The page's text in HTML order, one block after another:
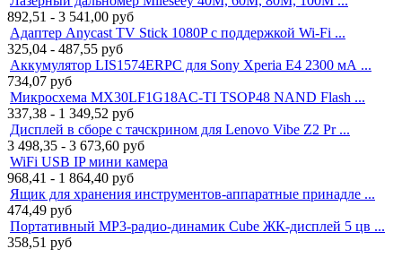
892,51 - 3 541,00 руб
Адаптер Anycast TV Stick 1080P с поддержкой Wi-Fi ...
325,04 - 487,55 руб
Аккумулятор LIS1574ERPC для Sony Xperia E4 2300 мА ...
734,07 руб
Микросхема MX30LF1G18AC-TI TSOP48 NAND Flash ...
337,38 - 1 349,52 руб
Дисплей в сборе с тачскрином для Lenovo Vibe Z2 Pr ...
3 498,35 - 3 673,60 руб
WiFi USB IP мини камера
968,41 - 1 864,40 руб
Ящик для хранения инструментов-аппаратные принадле ...
474,49 руб
Портативный MP3-радио-динамик Cube ЖК-дисплей 5 цв ...
358,51 руб